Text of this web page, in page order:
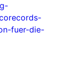
fuer-die-